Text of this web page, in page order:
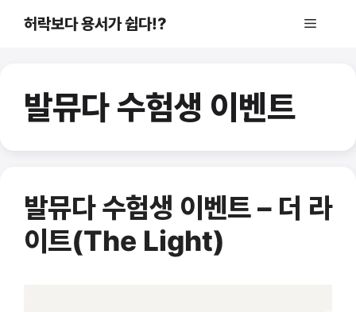
허락보다 용서가 쉽다!? 메
발뮤다 수험생 이벤트
발뮤다 수험생 이벤트 – 더 라
이트(The Light)